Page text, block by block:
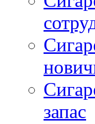
запас